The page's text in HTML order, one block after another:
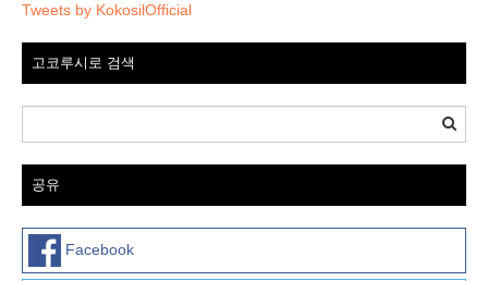
Tweets by KokosilOfficial
고코루시로 검색
공유
Facebook